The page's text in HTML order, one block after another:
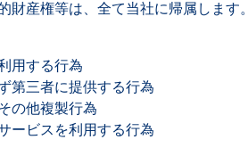
財産権等は、全て当社に帰属します。
用する行為
第三者に提供する行為
の他複製行為
ービスを利用する行為